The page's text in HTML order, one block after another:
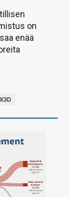
on
enää
X3D